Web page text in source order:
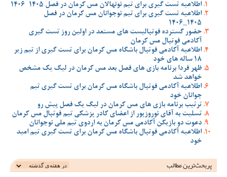
اطلاعیه تست گیری برای تیم نونهالان مس کرمان در فصل 1405-1406
اطلاعیه تست گیری برای تیم نوجوانان مس کرمان در فصل
1405_1406
حضور گسترده فوتبالیست های مستعد در اولین روز تست گیری
آکادمی فوتبال مس کرمان
اطلاعیه آکادمی فوتبال باشگاه مس کرمان برای تست گیری از تیم زیر
18 ساله های خود
ظهر فردا برنامه بازی های فصل بعد مس کرمان در لیگ یک مشخص
خواهد شد
اطلاعیه آکادمی فوتبال باشگاه مس کرمان برای تست گیری تیم
جوانان خود
ترتیب برنامه بازی های مس کرمان در لیگ یک فصل پیش رو
تسلیت به آقای نوروزپور از اعضای کادر پزشکی تیم فوتبال مس کرمان
دعوت دو بازیکن آکادمی مس کرمان به اردوی تیم ملی نوجوانان
اطلاعیه آکادمی فوتبال باشگاه مس کرمان برای تست گیری تیم امید
خود
پربحث‌ترین‌ مطالب